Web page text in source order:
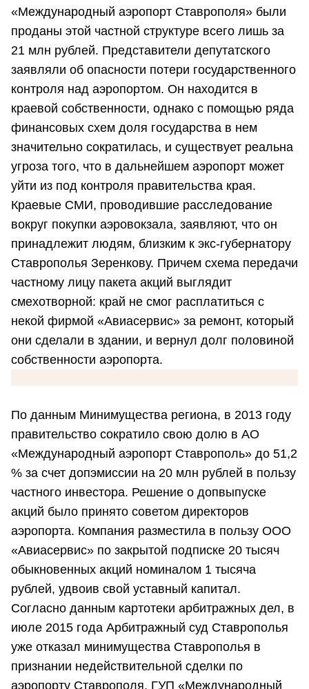
«Международный аэропорт Ставрополя» были
проданы этой частной структуре всего лишь за
21 млн рублей. Представители депутатского
заявляли об опасности потери государственного
контроля над аэропортом. Он находится в
краевой собственности, однако с помощью ряда
финансовых схем доля государства в нем
значительно сократилась, и существует реальна
угроза того, что в дальнейшем аэропорт может
уйти из под контроля правительства края.
Краевые СМИ, проводившие расследование
вокруг покупки аэровокзала, заявляют, что он
принадлежит людям, близким к экс-губернатору
Ставрополья Зеренкову. Причем схема передачи
частному лицу пакета акций выглядит
смехотворной: край не смог расплатиться с
некой фирмой «Авиасервис» за ремонт, который
они сделали в здании, и вернул долг половиной
собственности аэропорта.
По данным Минимущества региона, в 2013 году
правительство сократило свою долю в АО
«Международный аэропорт Ставрополь» до 51,2
% за счет допэмиссии на 20 млн рублей в пользу
частного инвестора. Решение о допвыпуске
акций было принято советом директоров
аэропорта. Компания разместила в пользу ООО
«Авиасервис» по закрытой подписке 20 тысяч
обыкновенных акций номиналом 1 тысяча
рублей, удвоив свой уставный капитал.
Согласно данным картотеки арбитражных дел, в
июле 2015 года Арбитражный суд Ставрополья
уже отказал минимущества Ставрополья в
признании недействительной сделки по
аэропорту Ставрополя. ГУП «Международный